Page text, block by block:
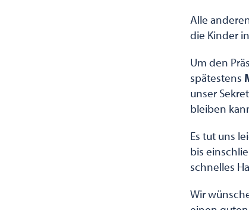
Alle
die Kinder
Um den
spätestens
unser
bleiben
Es tut uns
bis
schnelles
Wir